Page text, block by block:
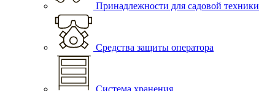
Принадлежности для садовой техники
Средства защиты оператора
Система хранения